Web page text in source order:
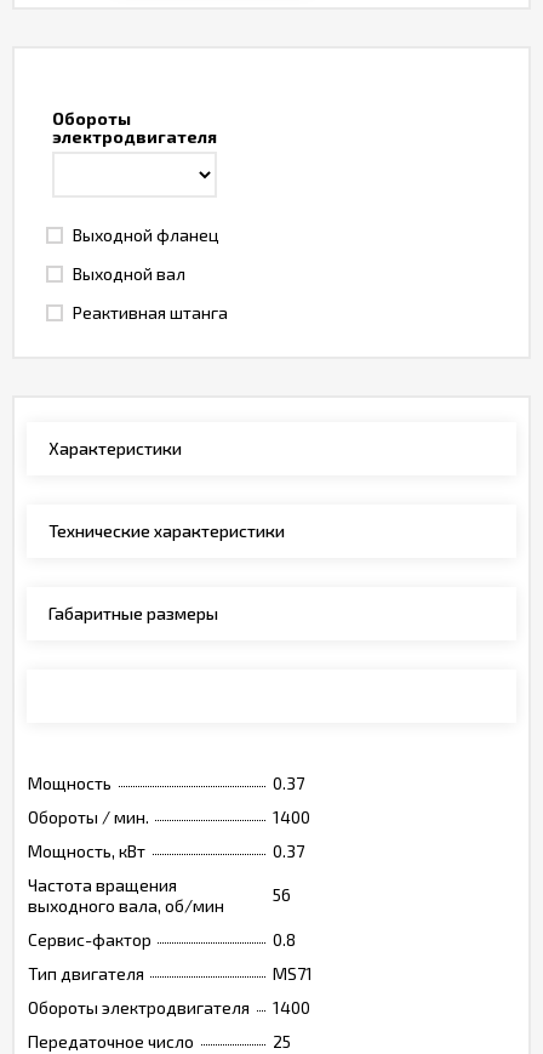
Обороты
электродвигателя
Выходной фланец
Выходной вал
Реактивная штанга
Характеристики
Технические характеристики
Габаритные размеры
Мощность
0.37
Обороты / мин.
1400
Мощность, кВт
0.37
Частота вращения
выходного вала, об/мин
56
Сервис-фактор
0.8
Тип двигателя
MS71
Обороты электродвигателя
1400
Передаточное число
25